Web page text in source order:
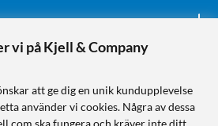
vi på Kjell & Company
att ge dig en unik kundupplevelse
använder vi cookies. Några av dessa
ska fungera och kräver inte ditt